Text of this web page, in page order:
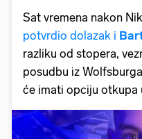
Sat vremena nakon
potvrdio dolazak i
razliku od stopera,
posudbu iz
će imati opciju otkupa